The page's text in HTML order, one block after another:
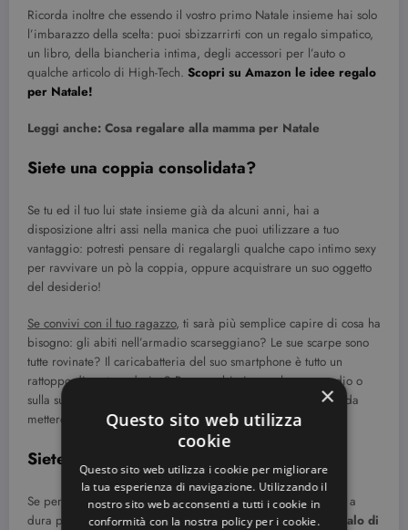
Ricorda inoltre che essendo il vostro primo Natale insieme hai solo
l’imbarazzo della scelta: puoi sbizzarrirti con un regalo simpatico,
un libro, della biancheria intima, degli accessori per l’auto o
qualche articolo di High-Tech. Scopri su Amazon le idee regalo
per Natale!
Leggi anche: Cosa regalare alla mamma per Natale
Siete una coppia consolidata?
Se tu ed il tuo lui state insieme già da alcuni anni, hai a
disposizione altri assi nella manica che puoi utilizzare a tuo
vantaggio: potresti pensare di regalargli qualche capo intimo sexy
per ravvivare un pò la coppia, oppure acquistrare un suo oggetto
del desiderio!
Se convivi con il tuo ragazzo, ti sarà più semplice capire di cosa ha
bisogno: gli abiti nell’armadio scarseggiano? Le sue scarpe sono
tutte rovinate? Il caricabatteria del suo smartphone è tutto un
rattoppo di nastro adesivo? Prova a sbirciare nel suo armadio o
sulla sua scrivania: sicuramente troverai un’idea regalo utile da
mettere sotto l’albero.
Siete fidanzati a distanza?
Se per motivi di studio (o di lavoro) la vostra coppia è messa a
dura prova da chilometri e chilometri di distanza,il suo regalo di
×
Questo sito web utilizza
cookie
Questo sito web utilizza i cookie per migliorare
la tua esperienza di navigazione. Utilizzando il
nostro sito web acconsenti a tutti i cookie in
conformità con la nostra policy per i cookie.